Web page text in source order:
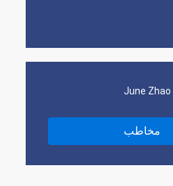
June Zhao
مخاطب